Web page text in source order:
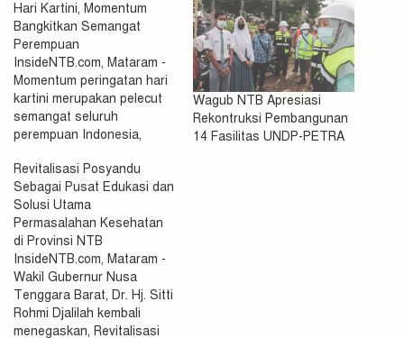
Hari Kartini, Momentum
Bangkitkan Semangat
Perempuan
InsideNTB.com, Mataram -
Momentum peringatan hari
kartini merupakan pelecut
semangat seluruh
perempuan Indonesia,
sesungguhnya memiliki
kesempatan yang sama
dengan laki-laki untuk
berkiprah sesuai dengan
kompetensi yang dimiliki.
Hal ini diungkapkan oleh
Wakil Gubernur NTB, Dr. Hj.
Sitti Rohmi Djalilah, dalam
rangka memperingati hari
kartini ke-143 bertajuk
Wagub NTB Apresiasi
Rekontruksi Pembangunan
14 Fasilitas UNDP-PETRA
Revitalisasi Posyandu
Sebagai Pusat Edukasi dan
Solusi Utama
Permasalahan Kesehatan
di Provinsi NTB
InsideNTB.com, Mataram -
Wakil Gubernur Nusa
Tenggara Barat, Dr. Hj. Sitti
Rohmi Djalilah kembali
menegaskan, Revitalisasi